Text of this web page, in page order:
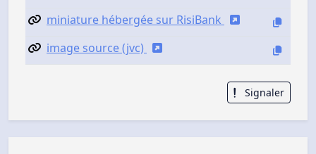
miniature hébergée sur RisiBank
image source (jvc)
Signaler